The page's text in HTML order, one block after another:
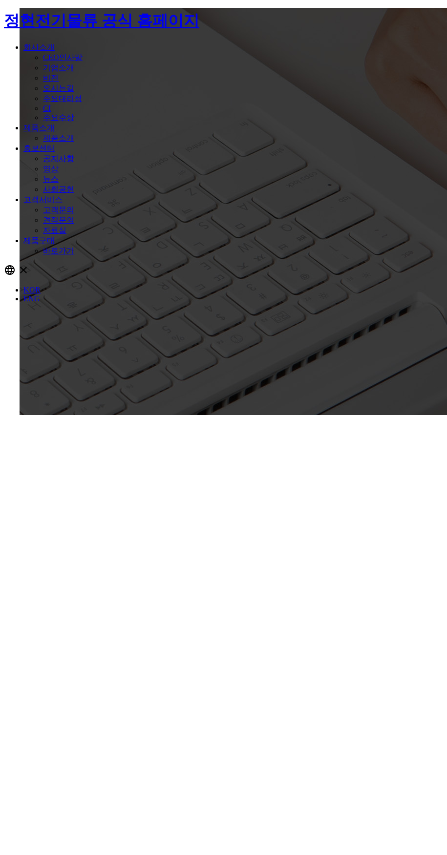
정현전기물류 공식 홈페이지
회사소개
CEO인사말
기업소개
비전
오시는길
주요대리점
CI
주요수상
제품소개
제품소개
홍보센터
공지사항
영상
뉴스
사회공헌
고객서비스
고객문의
견적문의
자료실
제품구매
바로가기
language close
KOR
ENG